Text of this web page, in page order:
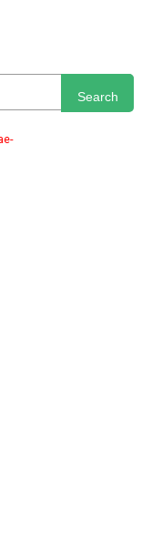
Search